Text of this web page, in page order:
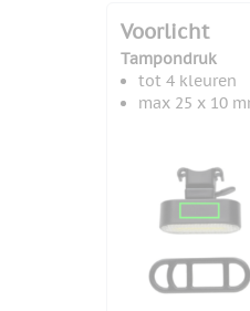
Voorlicht
Tampondruk
tot 4 kleuren
max 25 x 10